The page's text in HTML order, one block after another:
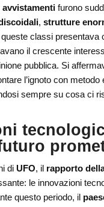
avvistamenti furono
,strutture
classi presentava
il crescente
pubblica. Si
l’ignoto con
sempre su cosa ci
di UFO, il rapporto
le innovazioni
questo periodo, il